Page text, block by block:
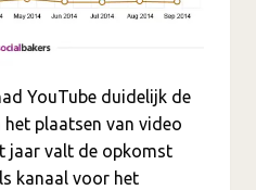
YouTube duidelijk de
plaatsen van video
jaar valt de opkomst
kanaal voor het